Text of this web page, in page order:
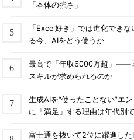
「本体の強さ」
「Excel好き」では進化でき
る今、AIをどう使うか
最高で「年収6000万超」――
スキルが求められるのか
生成AIを“使ったことない”エ
に「満足」する理由は年代別
富士通を抜いて2位に躍進し